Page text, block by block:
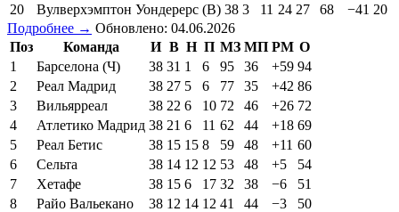
20
Вулверхэмптон Уондерерс (В) 38 3 11 24 27 68 −41 20
Подробнее → Обновлено: 04.06.2026
Поз
Команда И В Н П МЗ МП РМ О
1
Барселона (Ч) 38 31 1 6 95 36 +59 94
2
Реал Мадрид 38 27 5 6 77 35 +42 86
3
Вильярреал 38 22 6 10 72 46 +26 72
4
Атлетико Мадрид 38 21 6 11 62 44 +18 69
5
Реал Бетис 38 15 15 8 59 48 +11 60
6
Сельта 38 14 12 12 53 48 +5
54
7
Хетафе 38 15 6 17 32 38 −6
51
8
Райо Вальекано 38 12 14 12 41 44 −3
50